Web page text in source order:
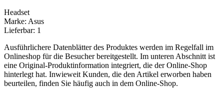
Headset
Marke: Asus
Lieferbar: 1
Ausführlichere Datenblätter des Produktes werden im Regelfall im
Onlineshop für die Besucher bereitgestellt. Im unteren Abschnitt ist
eine Original-Produktinformation integriert, die der Online-Shop
hinterlegt hat. Inwieweit Kunden, die den Artikel erworben haben
beurteilen, finden Sie häufig auch in dem Online-Shop.